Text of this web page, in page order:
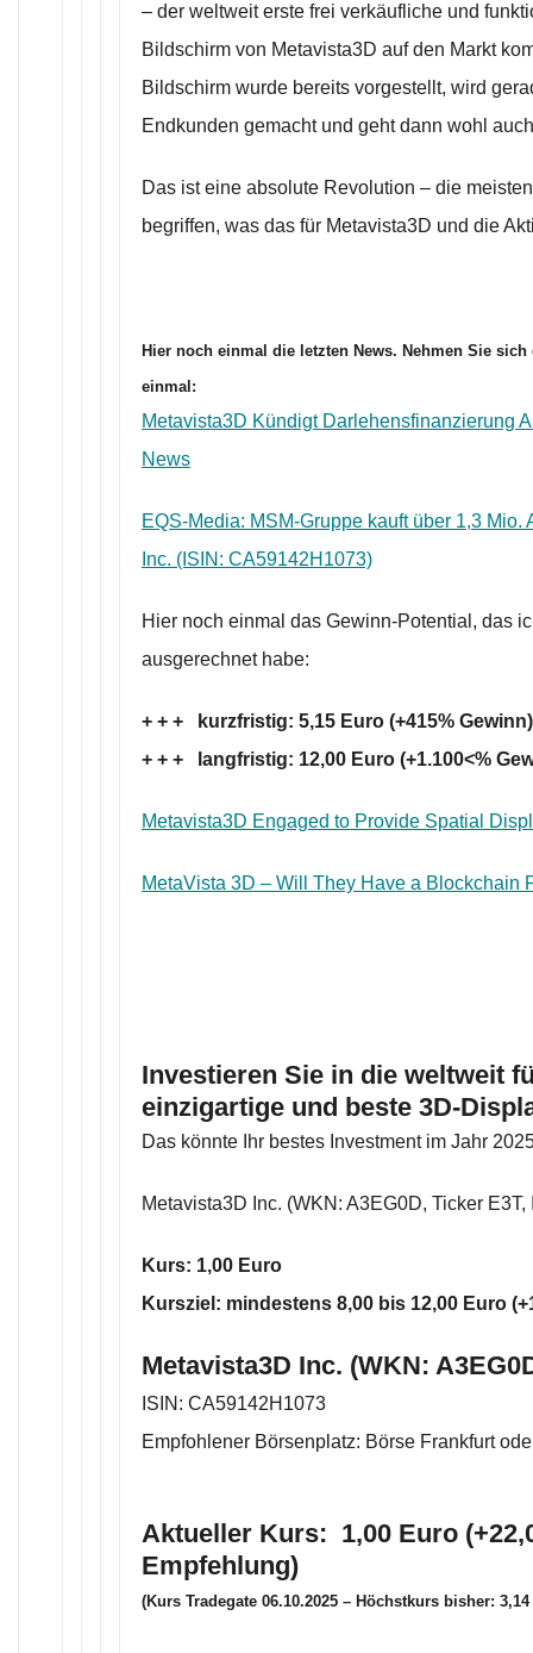
– der weltweit erste frei verkäufliche und
Bildschirm von Metavista3D auf den Markt
Bildschirm wurde bereits vorgestellt, wird
Endkunden gemacht und geht dann wohl
Das ist eine absolute Revolution – die
begriffen, was das für Metavista3D und die
Hier noch einmal die letzten News. Nehmen Sie
einmal:
Metavista3D Kündigt Darlehensfinanzierung
News
EQS-Media: MSM-Gruppe kauft über 1,3 Mio.
Inc. (ISIN: CA59142H1073)
Hier noch einmal das Gewinn-Potential, das
ausgerechnet habe:
+ + + kurzfristig: 5,15 Euro (+415%
+ + + langfristig: 12,00 Euro (+1.100<%
Metavista3D Engaged to Provide Spatial
MetaVista 3D – Will They Have a Blockchain
Investieren Sie in die weltweit
einzigartige und beste 3D-
Das könnte Ihr bestes Investment im Jahr
Metavista3D Inc. (WKN: A3EG0D, Ticker
Kurs: 1,00 Euro
Kursziel: mindestens 8,00 bis 12,00 Euro
Metavista3D Inc. (WKN:
ISIN: CA59142H1073
Empfohlener Börsenplatz: Börse Frankfurt
Aktueller Kurs: 1,00 Euro
Empfehlung)
(Kurs Tradegate 06.10.2025 – Höchstkurs bisher: